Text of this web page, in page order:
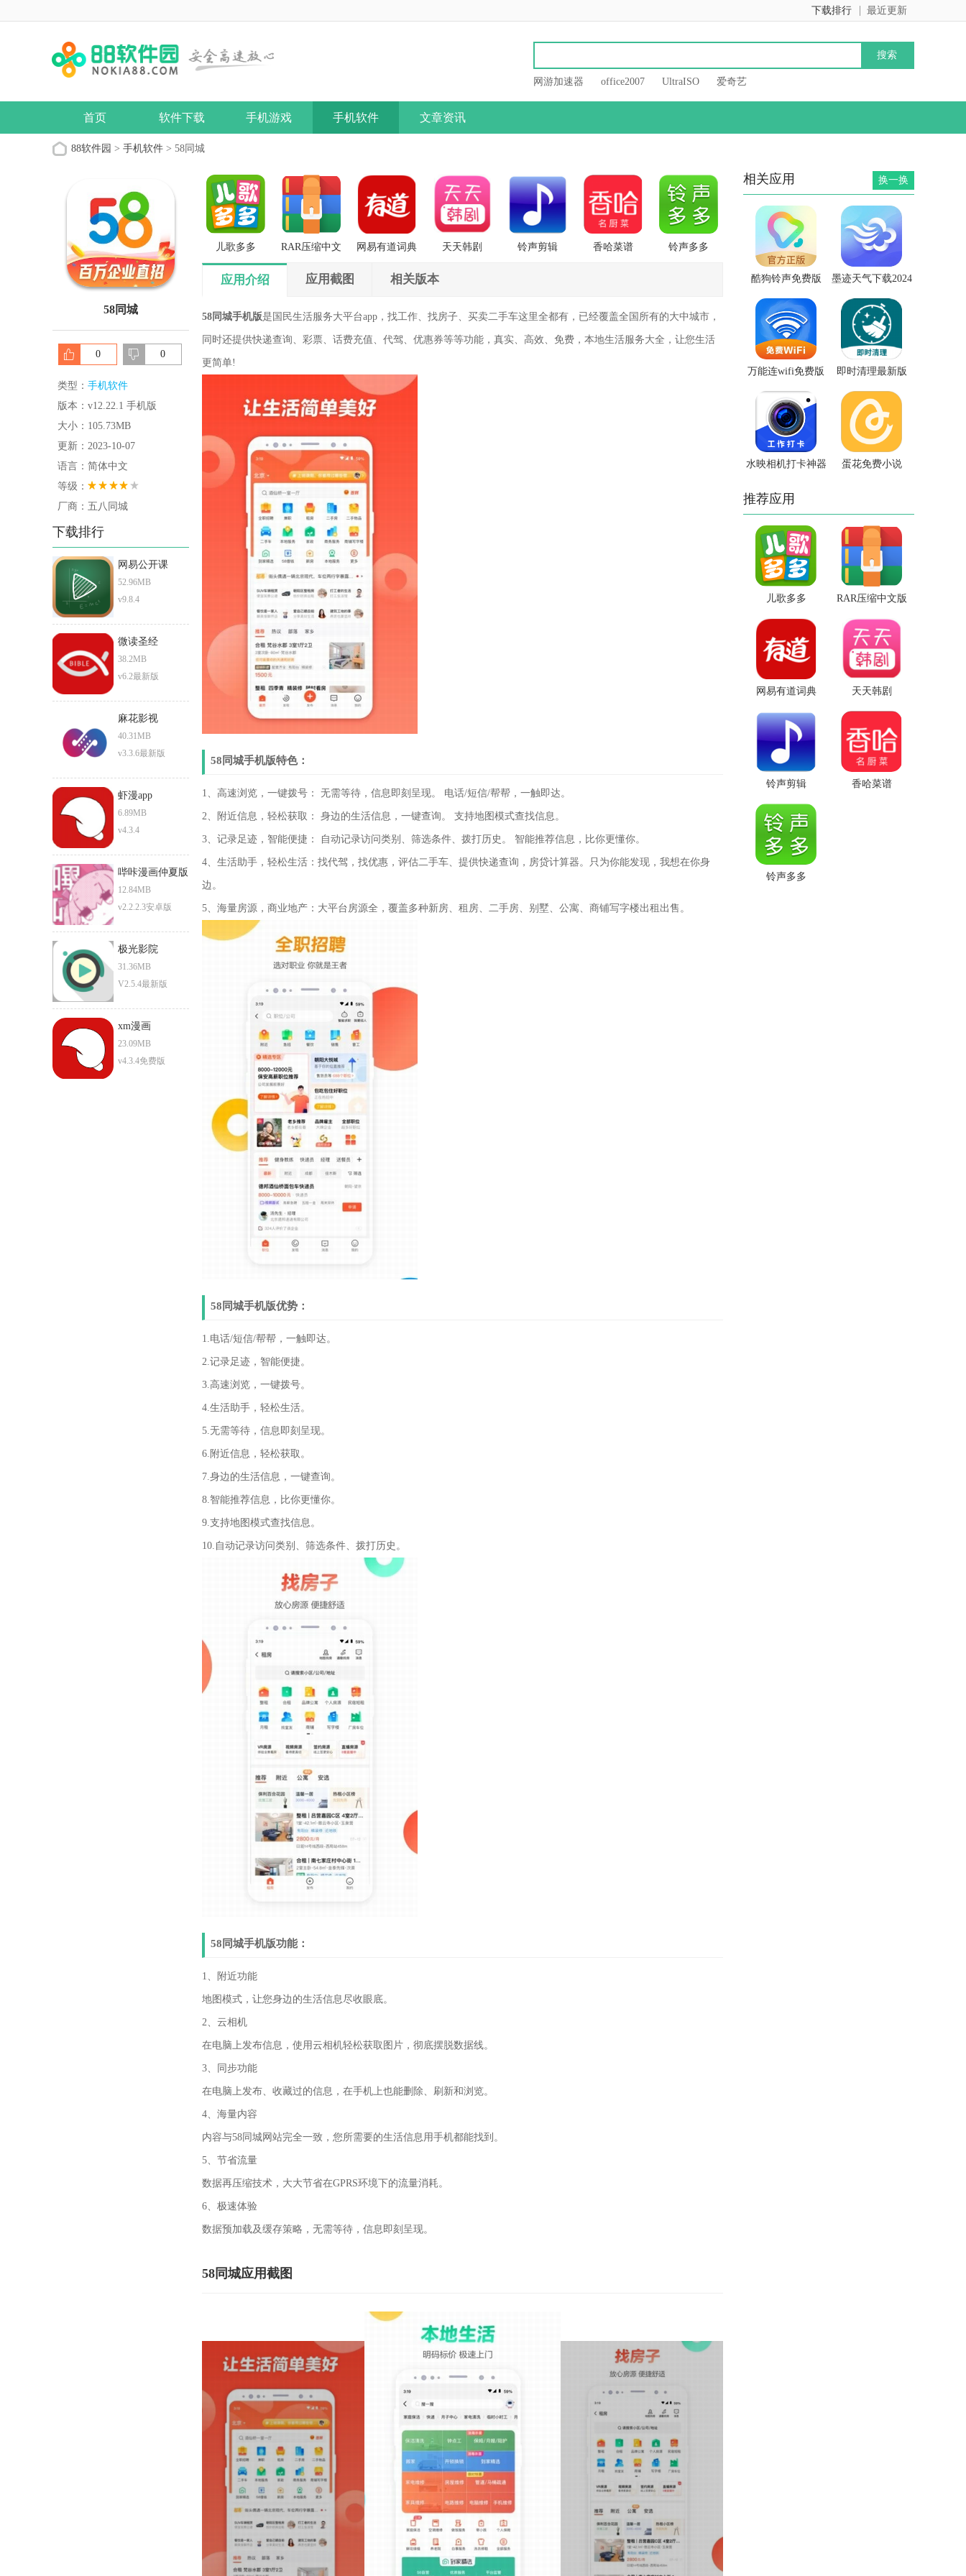
最近更新
下载排行
网游加速器 office2007 UltraISO 爱奇艺
首页 软件下载 手机游戏 手机软件 文章资讯
88软件园 > 手机软件 > 58同城
58同城
0 0
类型： 手机软件
版本：v12.22.1 手机版
大小：105.73MB
更新：2023-10-07
语言：简体中文
等级：
厂商：五八同城
下载排行
网易公开课
52.96MB
v9.8.4
微读圣经
38.2MB
v6.2最新版
麻花影视
40.31MB
v3.3.6最新版
虾漫app
6.89MB
v4.3.4
哔咔漫画仲夏版
12.84MB
v2.2.2.3安卓版
极光影院
31.36MB
V2.5.4最新版
xm漫画
23.09MB
v4.3.4免费版
儿歌多多
RAR压缩中文
网易有道词典 天天韩剧 铃声剪辑 香哈菜谱 铃声多多
应用介绍 应用截图 相关版本
58同城手机版是国民生活服务大平台app，找工作、找房子、买卖二手车这里全都有，已经覆盖全国所有的大中城市，
同时还提供快递查询、彩票、话费充值、代驾、优惠券等等功能，真实、高效、免费，本地生活服务大全，让您生活
更简单!
58同城手机版特色：
1、高速浏览，一键拨号： 无需等待，信息即刻呈现。 电话/短信/帮帮，一触即达。
2、附近信息，轻松获取： 身边的生活信息，一键查询。 支持地图模式查找信息。
3、记录足迹，智能便捷： 自动记录访问类别、筛选条件、拨打历史。 智能推荐信息，比你更懂你。
4、生活助手，轻松生活：找代驾，找优惠，评估二手车、提供快递查询，房贷计算器。只为你能发现，我想在你身
边。
5、海量房源，商业地产：大平台房源全，覆盖多种新房、租房、二手房、别墅、公寓、商铺写字楼出租出售。
58同城手机版优势：
1.电话/短信/帮帮，一触即达。
2.记录足迹，智能便捷。
3.高速浏览，一键拨号。
4.生活助手，轻松生活。
5.无需等待，信息即刻呈现。
6.附近信息，轻松获取。
7.身边的生活信息，一键查询。
8.智能推荐信息，比你更懂你。
9.支持地图模式查找信息。
10.自动记录访问类别、筛选条件、拨打历史。
58同城手机版功能：
1、附近功能
地图模式，让您身边的生活信息尽收眼底。
2、云相机
在电脑上发布信息，使用云相机轻松获取图片，彻底摆脱数据线。
3、同步功能
在电脑上发布、收藏过的信息，在手机上也能删除、刷新和浏览。
4、海量内容
内容与58同城网站完全一致，您所需要的生活信息用手机都能找到。
5、节省流量
数据再压缩技术，大大节省在GPRS环境下的流量消耗。
6、极速体验
数据预加载及缓存策略，无需等待，信息即刻呈现。
58同城应用截图
相关应用 换一换
酷狗铃声免费版
墨迹天气下载2024
年最新版
万能连wifi免费版 即时清理最新版
水映相机打卡神器 蛋花免费小说
推荐应用
儿歌多多 RAR压缩中文版
网易有道词典 天天韩剧
铃声剪辑 香哈菜谱
铃声多多